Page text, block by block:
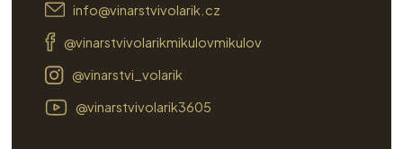
info@vinarstvivolarik.cz
@vinarstvivolarikmikulovmikulov
@vinarstvi_volarik
@vinarstvivolarik3605